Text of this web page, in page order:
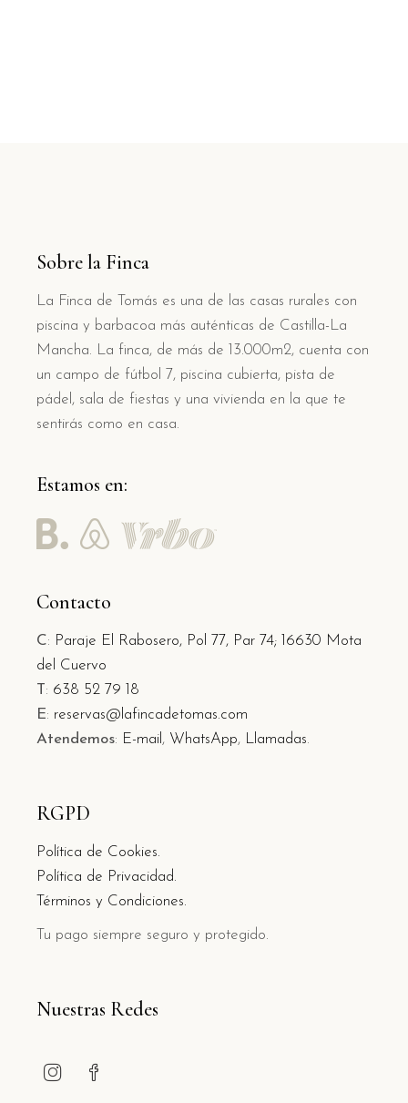
Sobre la Finca
La Finca de Tomás es una de las casas rurales con
piscina y barbacoa más auténticas de Castilla-La
Mancha. La finca, de más de 13.000m2, cuenta con
un campo de fútbol 7, piscina cubierta, pista de
pádel, sala de fiestas y una vivienda en la que te
sentirás como en casa.
Estamos en:
Contacto
C: Paraje El Rabosero, Pol 77, Par 74;
16630 Mota
del Cuervo
T: 638 52 79 18
E: reservas@lafincadetomas.com
Atendemos: E-mail , WhatsApp, Llamadas.
RGPD
Política de Cookies.
Política de Privacidad.
Términos y Condiciones.
Tu pago siempre seguro y protegido.
Nuestras Redes